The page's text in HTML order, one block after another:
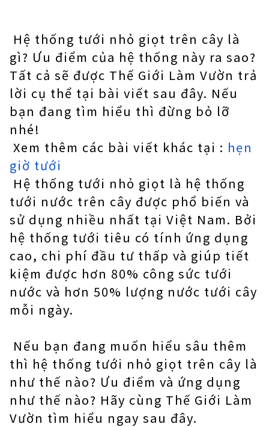
Hệ thống tưới nhỏ giọt trên cây là
gì? Ưu điểm của hệ thống này ra sao?
Tất cả sẽ được Thế Giới Làm Vườn trả
lời cụ thể tại bài viết sau đây. Nếu
bạn đang tìm hiểu thì đừng bỏ lỡ
nhé!
Xem thêm các bài viết khác tại : hẹn
giờ tưới
Hệ thống tưới nhỏ giọt là hệ thống
tưới nước trên cây được phổ biến và
sử dụng nhiều nhất tại Việt Nam. Bởi
hệ thống tưới tiêu có tính ứng dụng
cao, chi phí đầu tư thấp và giúp tiết
kiệm được hơn 80% công sức tưới
nước và hơn 50% lượng nước tưới cây
mỗi ngày.
Nếu bạn đang muốn hiểu sâu thêm
thì hệ thống tưới nhỏ giọt trên cây là
như thế nào? Ưu điểm và ứng dụng
như thế nào? Hãy cùng Thế Giới Làm
Vườn tìm hiểu ngay sau đây.